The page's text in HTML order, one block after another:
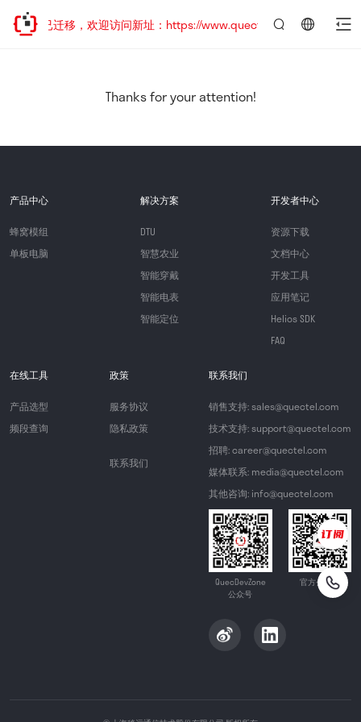
站地址已迁移，欢迎访问新址：https://www.quectel.com.cn
Thanks for your attention!
产品中心
蜂窝模组
单板电脑
解决方案
DTU
智慧农业
智能穿戴
智能电表
智能定位
开发者中心
资源下载
文档中心
开发工具
应用笔记
Helios SDK
FAQ
在线工具
产品选型
频段查询
政策
服务协议
隐私政策
联系我们
联系我们
销售支持: sales@quectel.com
技术支持: support@quectel.com
招聘: career@quectel.com
媒体联系: media@quectel.com
其他咨询: info@quectel.com
QuecDevZone
公众号
官方公众号